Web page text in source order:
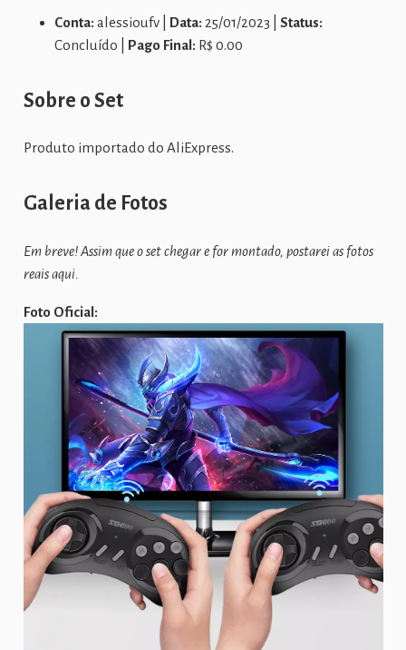
Conta: alessioufv | Data: 25/01/2023 | Status:
Concluído | Pago Final: R$ 0.00
Sobre o Set
Produto importado do AliExpress.
Galeria de Fotos
Em breve! Assim que o set chegar e for montado, postarei as fotos
reais aqui.
Foto Oficial: